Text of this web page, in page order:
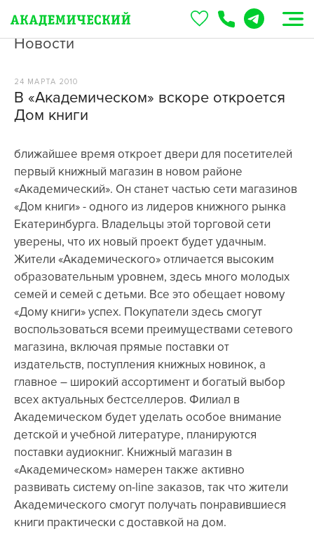
Новости
24 МАРТА 2010
В «Академическом» вскоре откроется
Дом книги
ближайшее время откроет двери для посетителей
первый книжный магазин в новом районе
«Академический». Он станет частью сети магазинов
«Дом книги» - одного из лидеров книжного рынка
Екатеринбурга. Владельцы этой торговой сети
уверены, что их новый проект будет удачным.
Жители «Академического» отличается высоким
образовательным уровнем, здесь много молодых
семей и семей с детьми. Все это обещает новому
«Дому книги» успех. Покупатели здесь смогут
воспользоваться всеми преимуществами сетевого
магазина, включая прямые поставки от
издательств, поступления книжных новинок, а
главное – широкий ассортимент и богатый выбор
всех актуальных бестселлеров. Филиал в
Академическом будет уделать особое внимание
детской и учебной литературе, планируются
поставки аудиокниг. Книжный магазин в
«Академическом» намерен также активно
развивать систему on-line заказов, так что жители
Академического смогут получать понравившиеся
книги практически с доставкой на дом.